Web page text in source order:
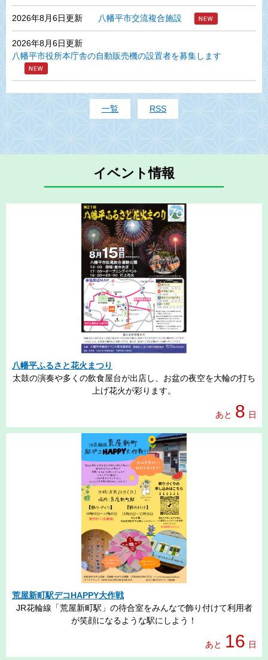
2026年8月6日更新 八幡平市交流複合施設
2026年8月6日更新
八幡平市役所本庁舎の自動販売機の設置者を募集します
一覧 RSS
イベント情報
八幡平ふるさと花火まつり
太鼓の演奏や多くの飲食屋台が出店し、お盆の夜空を大輪の打ち
上げ花火が彩ります。
あと 8 日
荒屋新町駅デコHAPPY大作戦
JR花輪線「荒屋新町駅」の待合室をみんなで飾り付けて利用者
が笑顔になるような駅にしよう！
あと 16 日